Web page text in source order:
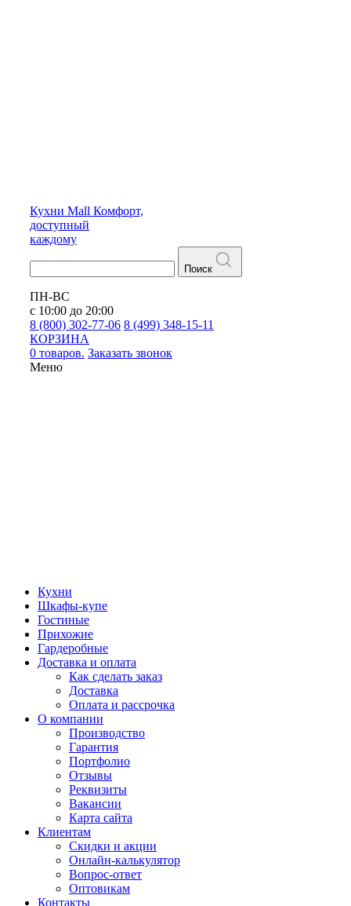
Кухни Mall Комфорт,
доступный
каждому
Поиск
ПН-ВС
с 10:00 до 20:00
8 (800) 302-77-06 8 (499) 348-15-11
КОРЗИНА
0 товаров. Заказать звонок
Меню
Кухни
Шкафы-купе
Гостиные
Прихожие
Гардеробные
Доставка и оплата
Как сделать заказ
Доставка
Оплата и рассрочка
О компании
Производство
Гарантия
Портфолио
Отзывы
Реквизиты
Вакансии
Карта сайта
Клиентам
Скидки и акции
Онлайн-калькулятор
Вопрос-ответ
Оптовикам
Контакты